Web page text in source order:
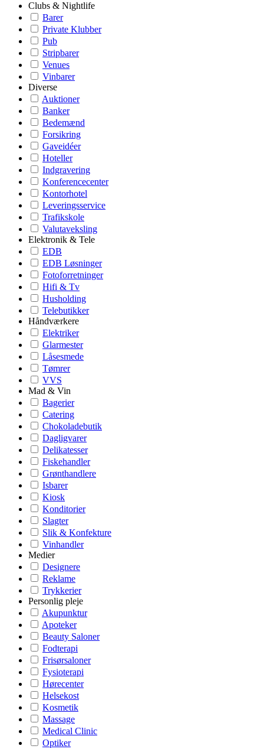
Clubs & Nightlife
Barer
Private Klubber
Pub
Stripbarer
Venues
Vinbarer
Diverse
Auktioner
Banker
Bedemænd
Forsikring
Gaveidéer
Hoteller
Indgravering
Konferencecenter
Kontorhotel
Leveringsservice
Trafikskole
Valutaveksling
Elektronik & Tele
EDB
EDB Løsninger
Fotoforretninger
Hifi & Tv
Husholding
Telebutikker
Håndværkere
Elektriker
Glarmester
Låsesmede
Tømrer
VVS
Mad & Vin
Bagerier
Catering
Chokoladebutik
Dagligvarer
Delikatesser
Fiskehandler
Grønthandlere
Isbarer
Kiosk
Konditorier
Slagter
Slik & Konfekture
Vinhandler
Medier
Designere
Reklame
Trykkerier
Personlig pleje
Akupunktur
Apoteker
Beauty Saloner
Fodterapi
Frisørsaloner
Fysioterapi
Hørecenter
Helsekost
Kosmetik
Massage
Medical Clinic
Optiker